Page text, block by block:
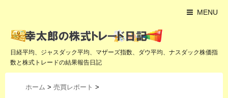
MENU
日経平均、ジャスダック平均、マザーズ指数、ダウ平均、ナスダック株価指
数と株式トレードの結果報告日記
ホーム > 売買レポート >